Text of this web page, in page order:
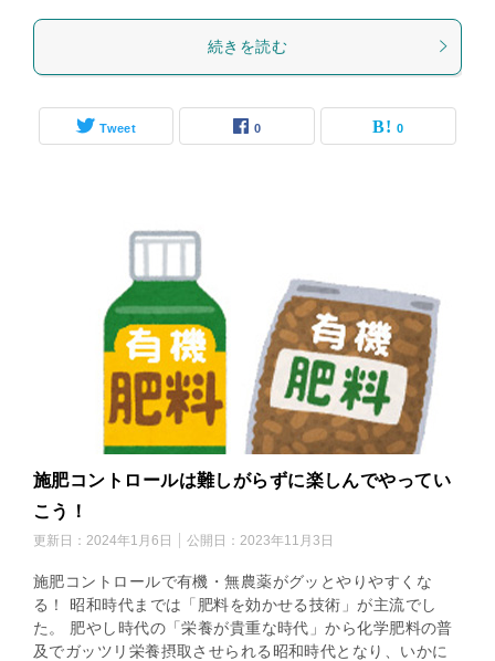
続きを読む
Tweet 0 0
施肥コントロールは難しがらずに楽しんでやってい
こう！
更新日： 2024年1月6日 公開日： 2023年11月3日
施肥コントロールで有機・無農薬がグッとやりやすくな
る！ 昭和時代までは「肥料を効かせる技術」が主流でし
た。 肥やし時代の「栄養が貴重な時代」から化学肥料の普
及でガッツリ栄養摂取させられる昭和時代となり、いかに